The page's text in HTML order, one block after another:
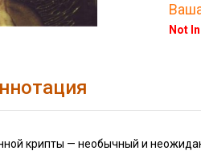
Not
крипты — необычный и